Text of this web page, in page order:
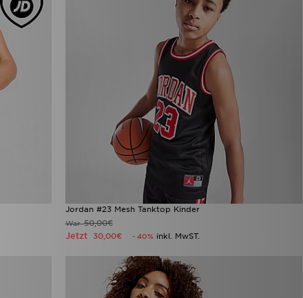
Jordan #23 Mesh Tanktop Kinder
War50,00€
Jetzt 30,00€ - 40% inkl. MwST.